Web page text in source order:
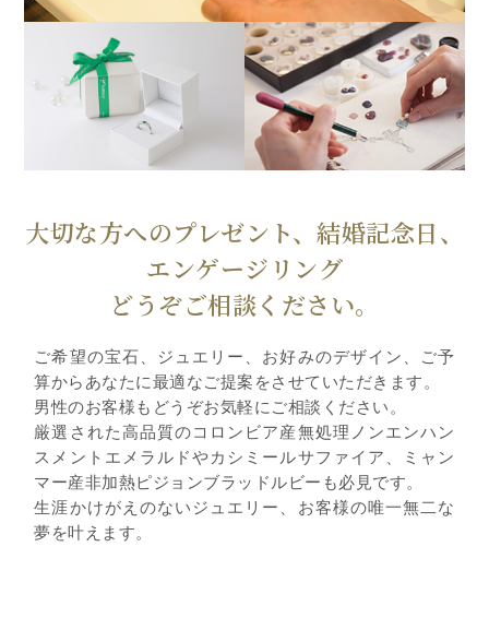
大切な方へのプレゼント、結婚記念日、
エンゲージリング
どうぞご相談ください。
ご希望の宝石、ジュエリー、お好みのデザイン、ご予
算からあなたに最適なご提案をさせていただきます。
男性のお客様もどうぞお気軽にご相談ください。
厳選された高品質のコロンビア産無処理ノンエンハン
スメントエメラルドやカシミールサファイア、ミャン
マー産非加熱ピジョンブラッドルビーも必見です。
生涯かけがえのないジュエリー、お客様の唯一無二な
夢を叶えます。